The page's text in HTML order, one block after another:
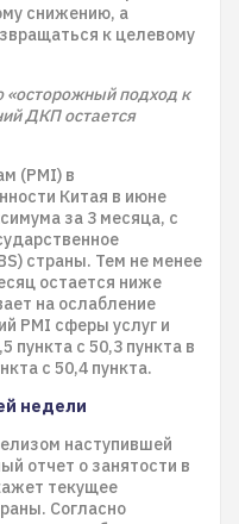
снижению, а
к целевому
«осторожный подход к
ДКП остается
(PMI) в
Китая в июне
за 3 месяца, с
страны. Тем не менее
остается ниже
на ослабление
PMI сферы услуг и
пункта с 50,3 пункта в
с 50,4 пункта.
недели
наступившей
отчет о занятости в
текущее
Согласно